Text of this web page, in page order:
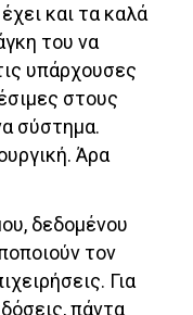
και τα καλά
του να
υπάρχουσες
στους
σύστημα.
Άρα
δεδομένου
τον
Για
πάντα